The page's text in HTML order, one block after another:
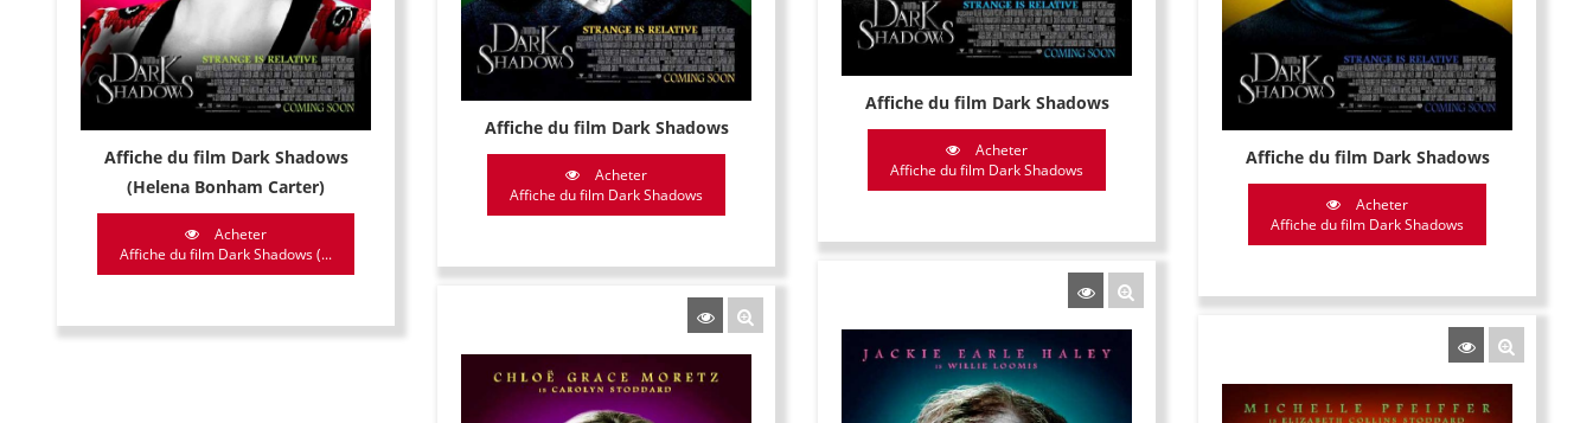
Affiche du film Dark Shadows
Acheter
Affiche du film Dark Shadows
Affiche du film Dark Shadows
Acheter
Affiche du film Dark Shadows
Affiche du film Dark Shadows
(Helena Bonham Carter)
Acheter
Affiche du film Dark Shadows (...
Affiche du film Dark Shadows
Acheter
Affiche du film Dark Shadows